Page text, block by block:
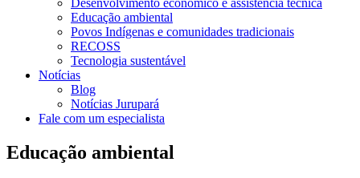
Desenvolvimento econômico e assistência técnica
Educação ambiental
Povos Indígenas e comunidades tradicionais
RECOSS
Tecnologia sustentável
Notícias
Blog
Notícias Jurupará
Fale com um especialista
Educação ambiental